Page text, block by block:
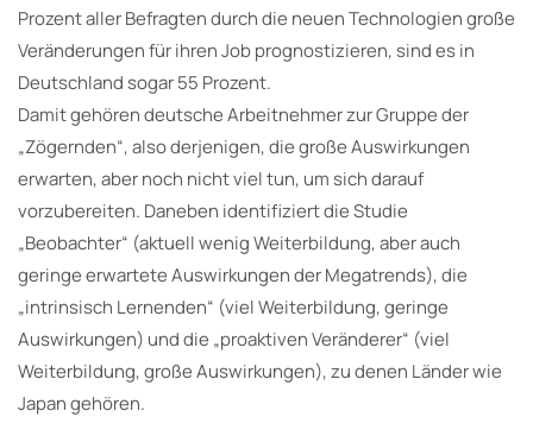
Prozent aller Befragten durch die neuen Technologien große
Veränderungen für ihren Job prognostizieren, sind es in
Deutschland sogar 55 Prozent.
Damit gehören deutsche Arbeitnehmer zur Gruppe der
„Zögernden“, also derjenigen, die große Auswirkungen
erwarten, aber noch nicht viel tun, um sich darauf
vorzubereiten. Daneben identifiziert die Studie
„Beobachter“ (aktuell wenig Weiterbildung, aber auch
geringe erwartete Auswirkungen der Megatrends), die
„intrinsisch Lernenden“ (viel Weiterbildung, geringe
Auswirkungen) und die „proaktiven Veränderer“ (viel
Weiterbildung, große Auswirkungen), zu denen Länder wie
Japan gehören.